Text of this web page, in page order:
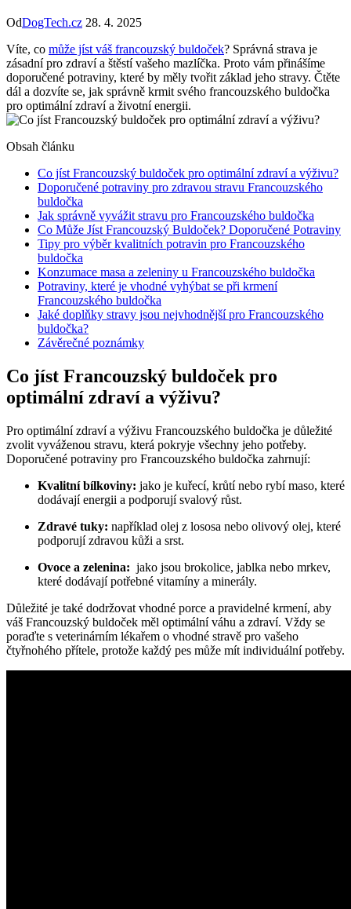
OdDogTech.cz 28. 4. 2025
Víte, co může jíst váš francouzský buldoček? Správná strava je
zásadní pro zdraví ⁢a štěstí vašeho mazlíčka. Proto vám přinášíme​
doporučené potraviny, ⁢které‌ by měly ⁢tvořit základ jeho ⁤stravy. Čtěte
dál a ⁤dozvíte se,‍ jak správně krmit ⁢svého francouzského buldočka
pro optimální⁤ zdraví a životní ‌energii.
Obsah článku
Co jíst⁤ Francouzský buldoček pro optimální ‍zdraví a⁣ výživu?
Doporučené potraviny pro zdravou‌ stravu Francouzského
buldočka
Jak správně vyvážit ​stravu​ pro Francouzského buldočka
Co Může ​Jíst Francouzský Buldoček? Doporučené Potraviny
Tipy pro výběr kvalitních potravin pro Francouzského‌
buldočka
Konzumace ‍masa a zeleniny u Francouzského buldočka
Potraviny, které je vhodné‌ vyhýbat se při krmení
Francouzského buldočka
Jaké doplňky stravy jsou nejvhodnější pro​ Francouzského
buldočka?
Závěrečné poznámky
Co jíst⁤ Francouzský buldoček pro
optimální ‍zdraví a⁣ výživu?
Pro optimální zdraví a výživu⁣ Francouzského buldočka‍ je důležité
zvolit vyváženou stravu, která pokryje všechny jeho potřeby.
⁢Doporučené potraviny pro Francouzského buldočka zahrnují:
Kvalitní bílkoviny: jako je kuřecí, krůtí nebo⁢ rybí maso, které
dodávají energii‌ a podporují⁢ svalový ⁢růst.
Zdravé tuky: například olej z lososa‍ nebo olivový olej, které
⁣podporují zdravou kůži a srst.
Ovoce a zelenina: ​ jako jsou brokolice, jablka nebo⁤ mrkev,
které dodávají⁢ potřebné vitamíny a minerály.
Důležité je⁤ také dodržovat ‌vhodné​ porce a pravidelné krmení, aby
váš​ Francouzský buldoček ‌měl⁤ optimální váhu a zdraví.‌ Vždy se
poraďte s veterinárním lékařem o vhodné stravě pro vašeho
čtyřnohého přítele, protože každý pes může mít ​individuální potřeby.